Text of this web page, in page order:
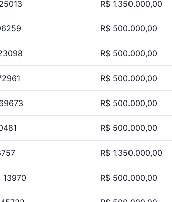
R$ 1.350.000,00
R$ 500.000,00
R$ 500.000,00
R$ 500.000,00
R$ 500.000,00
R$ 500.000,00
R$ 1.350.000,00
R$ 500.000,00